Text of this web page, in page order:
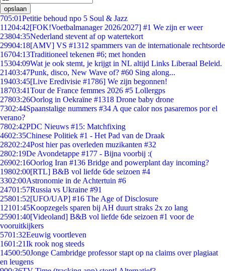
opslaan
705:01Petitie behoud npo 5 Soul & Jazz
11204:42[FOK!Voetbalmanager 2026/2027] #1 We zijn er weer
23804:35Nederland stevent af op watertekort
29904:18[AMV] VS #1312 spammers van de internationale rechtsorde
16704:13Traditioneel tekenen #6; met honden
15304:09Wat je ook stemt, je krijgt in NL altijd Links Liberaal Beleid.
21403:47Punk, disco, New Wave of? #60 Sing along...
19403:45[Live Eredivisie #1786] We zijn begonnen!
18703:41Tour de France femmes 2026 #5 Lollergps
27803:26Oorlog in Oekraïne #1318 Drone baby drone
7302:44Spaanstalige nummers #34 A que calor nos pasaremos por el
verano?
7802:42PDC Nieuws #15: Matchfixing
4602:35Chinese Politiek #1 - Het Pad van de Draak
28202:24Post hier pas overleden muzikanten #32
2802:19De Avondetappe #177 - Bijna voorbij :(
26902:16Oorlog Iran #136 Bridge and powerplant day incoming?
19802:00[RTL] B&B vol liefde 6de seizoen #4
3302:00Astronomie in de Achtertuin #6
24701:57Russia vs Ukraine #91
25801:52[UFO/UAP] #16 The Age of Disclosure
12101:45Koopzegels sparen bij AH duurt straks 2x zo lang
25901:40[Videoland] B&B vol liefde 6de seizoen #1 voor de
vooruitkijkers
5701:32Eeuwig voortleven
1601:21Ik rook nog steeds
14500:50Jonge Cambridge professor stapt op na claims over plagiaat
en leugens